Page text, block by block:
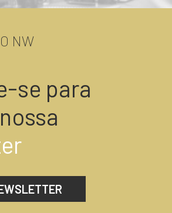
NW
se para